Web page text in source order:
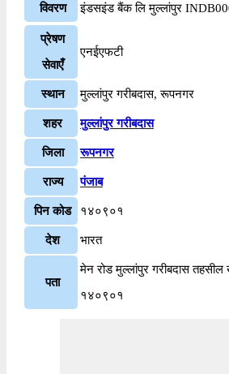
विवरण इंडसइंड बैंक लि मुल्लांपुर
प्रेषण
सेवाएँ
एनईएफटी
स्थान मुल्लांपुर गरीबदास, रूपनगर
शहर मुल्लांपुर गरीबदास
जिला रूपनगर
राज्य पंजाब
पिन कोड १४०९०१
देश भारत
पता
मेन रोड मुल्लांपुर गरीबदास तहसील
१४०९०१